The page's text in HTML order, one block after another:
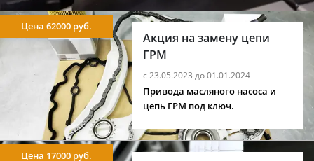
Акция на замену цепи
ГРМ
с 23.05.2023 до 01.01.2024
Цена 62000 руб.
Привода масляного насоса и
цепь ГРМ под ключ.
Цена 17000 руб.